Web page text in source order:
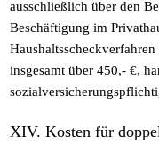
ausschließlich über den
Beschäftigung im
insgesamt über 450,- €,
XIV. Kosten für